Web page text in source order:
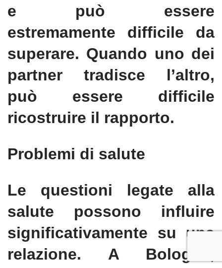
e può essere
estremamente difficile da
superare. Quando uno dei
partner tradisce l’altro,
può essere difficile
ricostruire il rapporto.
Problemi di salute
Le questioni legate alla
salute possono influire
significativamente su una
relazione. A Bologna,